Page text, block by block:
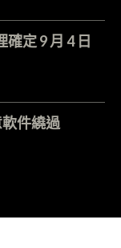
定 9 月 4 日
件繞過